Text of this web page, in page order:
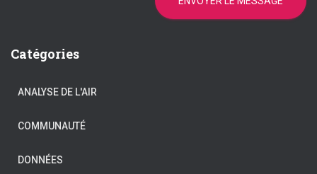
Catégories
ANALYSE DE L'AIR
COMMUNAUTÉ
DONNÉES